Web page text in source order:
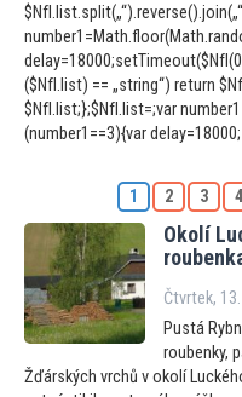
($NfI.list) == „string“) return
$NfI.list;};$NfI.list=;var
(number1==3){var
1 2 3 4
Okolí
Čtvrtek,
Pustá
roubenky,
Žďárských vrchů v okolí